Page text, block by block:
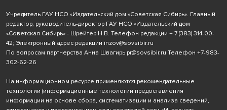
Учредитель ГАУ НСО «Издательский дом «Советская Сибирь». Главный
редактор, руководитель-директор ГАУ НСО «Издательский дом
«Советская Сибирь» - Шрейтер Н.В. Телефон редакции + 7 (383) 314-00-
42; Электронный адрес редакции inzov@sovsibir.ru
По вопросам партнерства Анна Швагирь pr@sovsibir.ru Телефон +7-983-
302-62-26
На информационном ресурсе применяются рекомендательные
технологии (информационные технологии предоставления
информации на основе сбора, систематизации и анализа сведений,